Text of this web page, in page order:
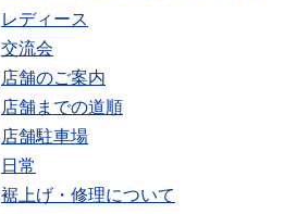
レディース
交流会
店舗のご案内
店舗までの道順
店舗駐車場
日常
裾上げ・修理について